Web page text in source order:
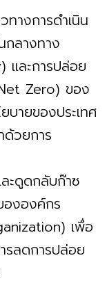
ทางการดําเนิน
กลางทาง
และการปล่อย
Zero) ของ
ายของประเทศ
วยการ
ะดูดกลับก๊าซ
ององค์กร
เพื่อ
รลดการปล่อย